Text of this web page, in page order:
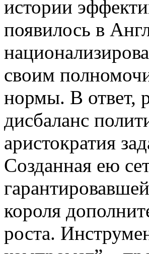
истории
появилось в
своим
нормы. В ответ,
дисбаланс
аристократия
Созданная ею
короля
роста.